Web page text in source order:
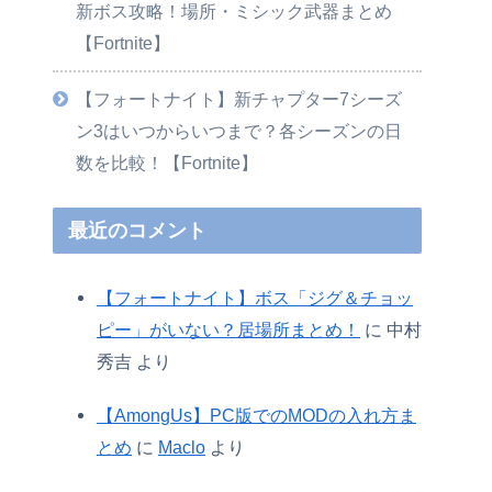
新ボス攻略！場所・ミシック武器まとめ
【Fortnite】
【フォートナイト】新チャプター7シーズ
ン3はいつからいつまで？各シーズンの日
数を比較！【Fortnite】
最近のコメント
【フォートナイト】ボス「ジグ＆チョッ
ピー」がいない？居場所まとめ！
に 中村
秀吉 より
【AmongUs】PC版でのMODの入れ方ま
とめ に Maclo より